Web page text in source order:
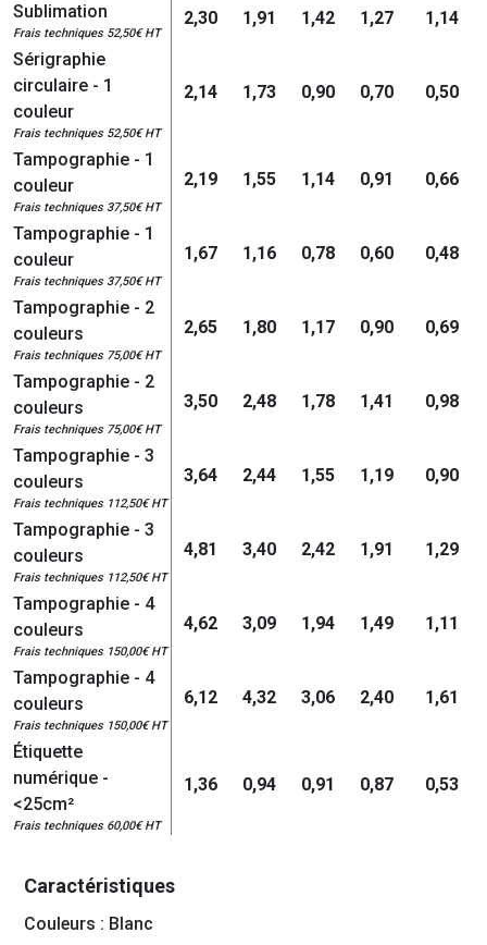
Sublimation
Frais techniques 52,50€ HT
2,30 1,91 1,42 1,27
1,14
Sérigraphie
circulaire - 1
couleur
Frais techniques 52,50€ HT
2,14 1,73 0,90 0,70 0,50
Tampographie - 1
couleur
Frais techniques 37,50€ HT
2,19 1,55 1,14 0,91 0,66
Tampographie - 1
couleur
Frais techniques 37,50€ HT
1,67 1,16 0,78 0,60 0,48
Tampographie - 2
couleurs
Frais techniques 75,00€ HT
2,65 1,80 1,17 0,90 0,69
Tampographie - 2
couleurs
Frais techniques 75,00€ HT
3,50 2,48 1,78 1,41 0,98
Tampographie - 3
couleurs
Frais techniques 112,50€ HT
3,64 2,44 1,55 1,19 0,90
Tampographie - 3
couleurs
Frais techniques 112,50€ HT
4,81 3,40 2,42 1,91 1,29
Tampographie - 4
couleurs
Frais techniques 150,00€ HT
4,62 3,09 1,94 1,49 1,11
Tampographie - 4
couleurs
Frais techniques 150,00€ HT
6,12 4,32 3,06 2,40 1,61
Étiquette
numérique -
<25cm²
Frais techniques 60,00€ HT
1,36 0,94 0,91 0,87 0,53
Caractéristiques
Couleurs : Blanc